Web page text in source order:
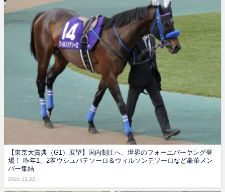
【東京大賞典（G1）展望】国内制圧へ、世界のフォーエバーヤング登
場！ 昨年1、2着ウシュバテソーロ＆ウィルソンテソーロなど豪華メン
バー集結
2024.12.22